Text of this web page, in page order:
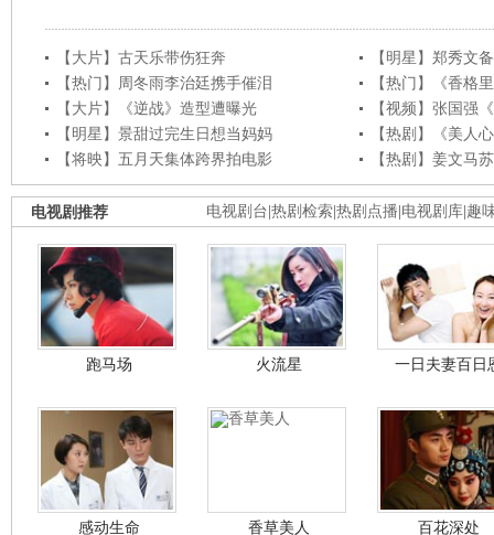
【大片】古天乐带伤狂奔
【明星】郑秀文
【热门】周冬雨李治廷携手催泪
【热门】《香格
【大片】《逆战》造型遭曝光
【视频】张国强
【明星】景甜过完生日想当妈妈
【热剧】《美人
【将映】五月天集体跨界拍电影
【热剧】姜文马
电视剧台 热剧检索 热剧点播 电视剧库 趣
电视剧推荐
跑马场 火流星 一日夫妻百日
感动生命 香草美人 百花深处